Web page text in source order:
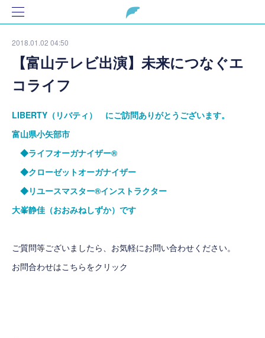
2018.01.02 04:50
【富山テレビ出演】未来につなぐエ
コライフ
LIBERTY（リバティ） にご訪問ありがとうございます。
富山県小矢部市
◆ライフオーガナイザー®
◆クローゼットオーガナイザー
◆リユースマスター®インストラクター
大峯静佳（おおみねしずか）です
ご質問等ございましたら、お気軽にお問い合わせください。
お問合わせはこちらをクリック